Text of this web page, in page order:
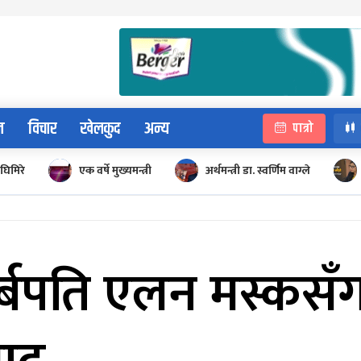
विचार खेलकुद अन्य पात्रो
एक वर्षे मुख्यमन्त्री अर्थमन्त्री डा. स्वर्णिम वाग्ले
एलन मस्कसँग